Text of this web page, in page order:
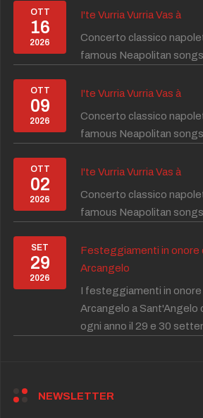
OTT
16
2026
I'te Vurria Vurria Vas à
Concerto classico
famous Neapolitan songs
OTT
09
2026
I'te Vurria Vurria Vas à
Concerto classico
famous Neapolitan songs
OTT
02
2026
I'te Vurria Vurria Vas à
Concerto classico
famous Neapolitan songs
SET
29
2026
Festeggiamenti in onore
Arcangelo
I festeggiamenti in onore
Arcangelo a Sant'Angelo
ogni anno il 29 e 30
NEWSLETTER